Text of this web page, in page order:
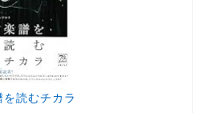
を読むチカラ